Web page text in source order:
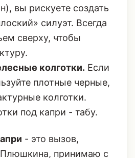
вы рискуете создать
силуэт. Всегда
сверху, чтобы
колготки. Если
плотные черные,
колготки.
под капри - табу.
- это вызов,
Плюшкина, принимаю с